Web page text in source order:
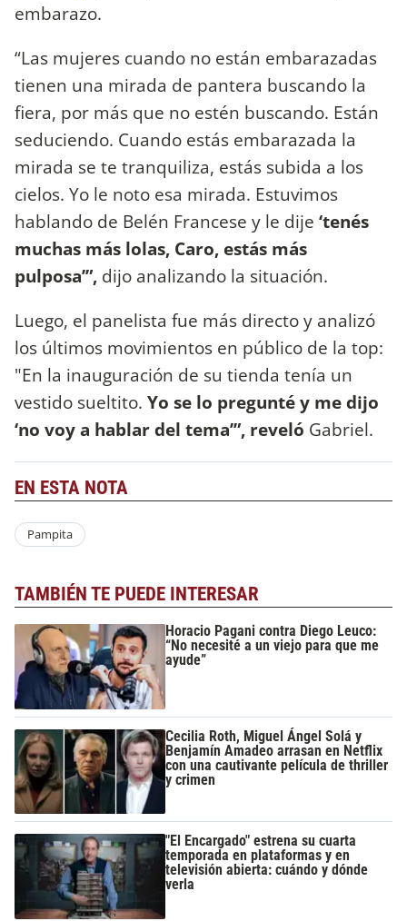
embarazo.
“Las mujeres cuando no están embarazadas
tienen una mirada de pantera buscando la
fiera, por más que no estén buscando. Están
seduciendo. Cuando estás embarazada la
mirada se te tranquiliza, estás subida a los
cielos. Yo le noto esa mirada. Estuvimos
hablando de Belén Francese y le dije ‘tenés
muchas más lolas, Caro, estás más
pulposa’”, dijo analizando la situación.
Luego, el panelista fue más directo y analizó
los últimos movimientos en público de la top:
"En la inauguración de su tienda tenía un
vestido sueltito. Yo se lo pregunté y me dijo
‘no voy a hablar del tema’”, reveló Gabriel.
EN ESTA NOTA
Pampita
TAMBIÉN TE PUEDE INTERESAR
Horacio Pagani contra Diego Leuco:
“No necesité a un viejo para que me
ayude”
Cecilia Roth, Miguel Ángel Solá y
Benjamín Amadeo arrasan en Netflix
con una cautivante película de thriller
y crimen
"El Encargado" estrena su cuarta
temporada en plataformas y en
televisión abierta: cuándo y dónde
verla